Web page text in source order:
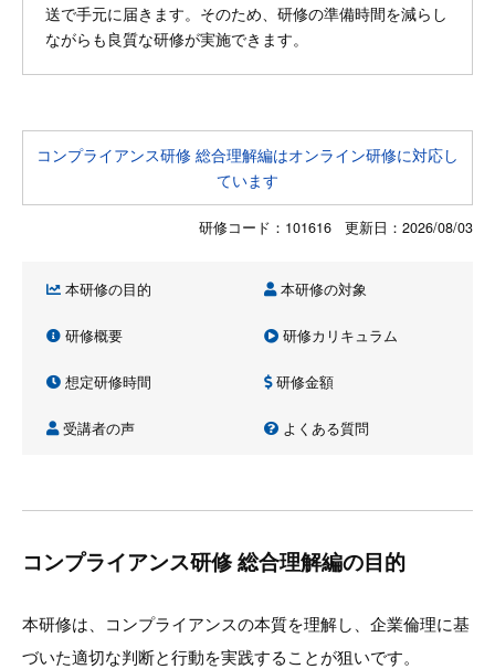
送で手元に届きます。そのため、研修の準備時間を減らし
ながらも良質な研修が実施できます。
コンプライアンス研修 総合理解編はオンライン研修に対応し
ています
研修コード：101616 更新日： 2026/08/03
本研修の目的 本研修の対象
研修概要 研修カリキュラム
想定研修時間 研修金額
受講者の声 よくある質問
コンプライアンス研修 総合理解編の目的
本研修は、コンプライアンスの本質を理解し、企業倫理に基
づいた適切な判断と行動を実践することが狙いです。